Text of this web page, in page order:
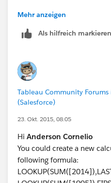
Are you able to attach a
Mehr anzeigen
Als hilfreich markieren
Tableau Community
(Salesforce)
23. Okt. 2015, 08:05
Hi Anderson Cornelio
You could create a new
following formula: